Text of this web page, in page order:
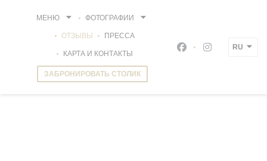
МЕНЮ ФОТОГРАФИИ
ОТЗЫВЫ ПРЕССА
КАРТА И КОНТАКТЫ
ЗАБРОНИРОВАТЬ СТОЛИК
FacebookInstagram
RU